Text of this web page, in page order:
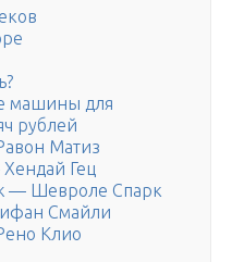
машины для
рублей
Матиз
Гец
— Шевроле Спарк
Смайли
Клио